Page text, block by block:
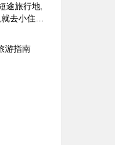
途旅行地,
去小住两
游指南